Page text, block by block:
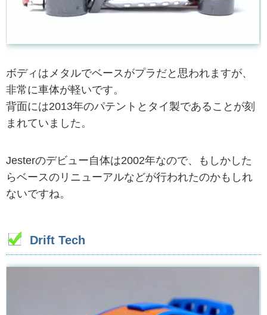
ボディはメタルでベースがプラだと思われますが、
非常に車体が軽いです。
背面には2013年のパテントとタイ製であることが刻
まれていました。
Jesterのデビュー自体は2002年なので、もしかした
らベースのリニューアルなどが行われたのかもしれ
ないですね。
Drift Tech